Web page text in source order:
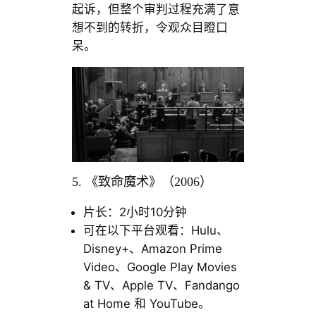
起诉，但整个审判过程充满了意
想不到的转折，令观众目瞪口
呆。
5. 《致命魔术》（2006）
片长：2小时10分钟
可在以下平台观看：Hulu、
Disney+、Amazon Prime
Video、Google Play Movies
& TV、Apple TV、Fandango
at Home 和 YouTube。